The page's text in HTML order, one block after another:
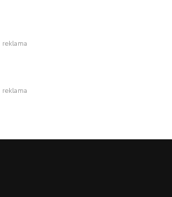
reklama
reklama